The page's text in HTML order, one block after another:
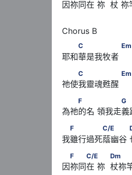
因祢同在 祢  杖
C　　　　　
C Em
耶和華是我牧者
C　　　　　
C Em
祂使我靈魂甦醒
F　　      　　
F G
為祂的名 領我走義
F　　　　C/E　　　
F C/E
我雖行過死蔭幽谷
F　　C/E　      　
F C/E Dm
因祢同在 祢  杖祢